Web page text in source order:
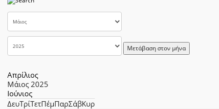
Μετάβαση στον μήνα
Απρίλιος
Μάιος 2025
Ιούνιος
ΔευΤρίΤετΠέμΠαρΣάβΚυρ